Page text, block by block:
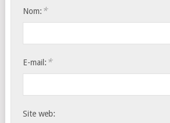
Nom: *
E-mail: *
Site web: